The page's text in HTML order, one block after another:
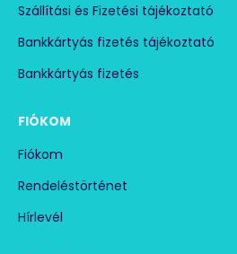
Szállítási és Fizetési tájékoztató
Bankkártyás fizetés tájékoztató
Bankkártyás fizetés
FIÓKOM
Fiókom
Rendeléstörténet
Hírlevél